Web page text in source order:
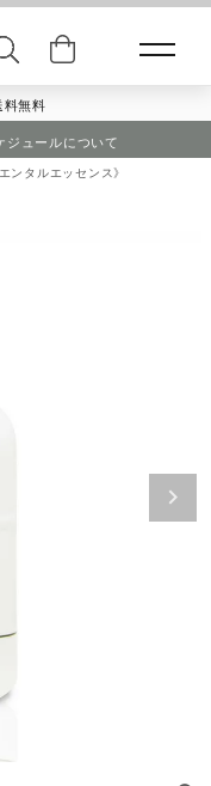
料無料
ジュールについて
ンタルエッセンス》